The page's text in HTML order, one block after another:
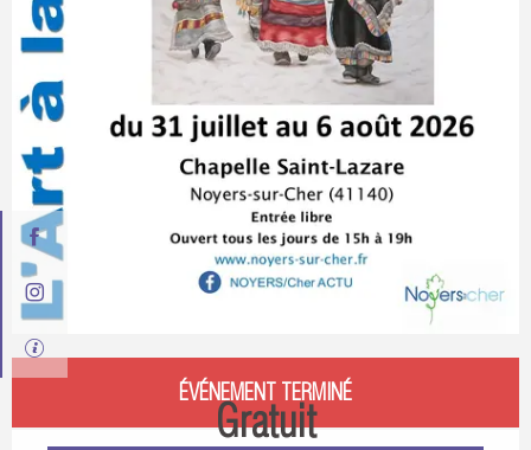
Ouverture et coordonnées
ÉVÉNEMENT TERMINÉ
Gratuit